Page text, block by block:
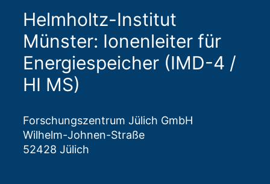
Helmholtz-Institut
Münster: Ionenleiter für
Energiespeicher (IMD-4 /
HI MS)
Forschungszentrum Jülich GmbH
Wilhelm-Johnen-Straße
52428 Jülich